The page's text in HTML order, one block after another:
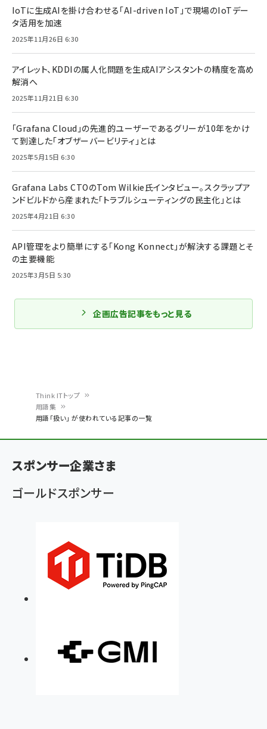
ン
く
ず
Think ITトップ
用語集
用語「扱い」 が使われている記事の一覧
IoTに生成AIを掛け合わせる「AI-driven IoT」で現場のIoTデー
タ活用を加速
2025年11月26日 6:30
アイレット、KDDIの属人化問題を生成AIアシスタントの精度を高め
解消へ
2025年11月21日 6:30
「Grafana Cloud」の先進的ユーザーであるグリーが10年をかけ
て到達した「オブザーバービリティ」とは
2025年5月15日 6:30
Grafana Labs CTOのTom Wilkie氏インタビュー。スクラップア
ンドビルドから産まれた「トラブルシューティングの民主化」とは
2025年4月21日 6:30
API管理をより簡単にする「Kong Konnect」が解決する課題とそ
の主要機能
2025年3月5日 5:30
企画広告記事をもっと見る
スポンサー企業さま
ゴールドスポンサー